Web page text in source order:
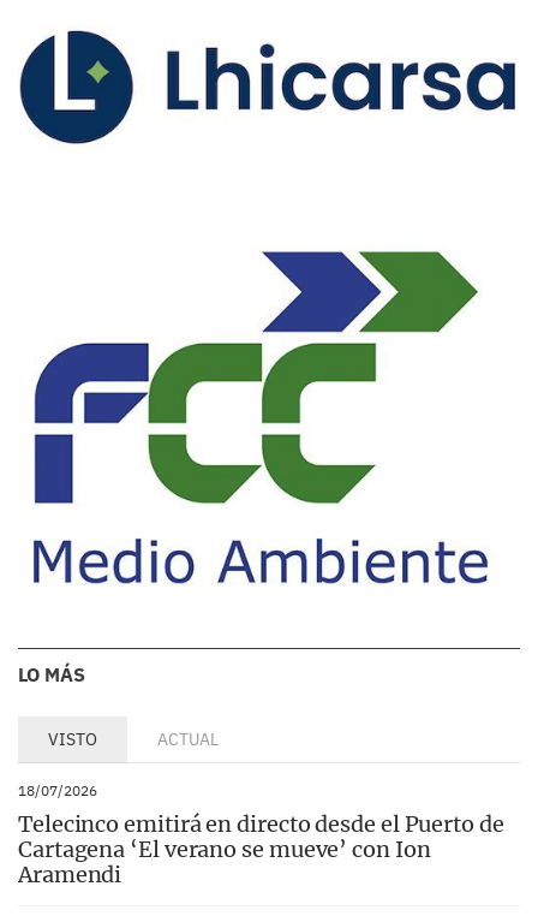
LO MÁS
VISTO ACTUAL
18/07/2026
Telecinco emitirá en directo desde el Puerto de
Cartagena ‘El verano se mueve’ con Ion
Aramendi